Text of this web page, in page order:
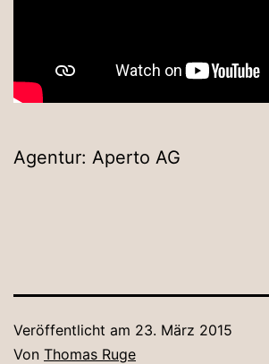
Agentur: Aperto AG
Veröffentlicht am 23. März 2015
Von Thomas Ruge